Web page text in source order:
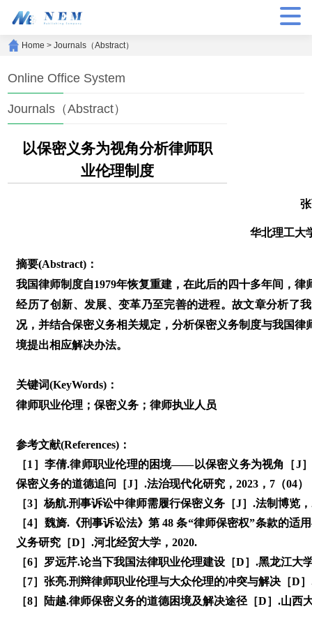
Home >Journals（Abstract）
Online Office System
Journals（Abstract）
以保密义务为视角分析律师职
业伦理制度
华北理工大
摘要(Abstract)：
我国律师制度自1979年恢复重建，在此后的四十多年间，
经历了创新、发展、变革乃至完善的进程。故文章分析了
况，并结合保密义务相关规定，分析保密义务制度与我国
境提出相应解决办法。
关键词(KeyWords)：
律师职业伦理；保密义务；律师执业人员
参考文献(References)：
［1］李倩.律师职业伦理的困境——以保密义务为视角［J
保密义务的道德追问［J］.法治现代化研究，2023，7（04）
［3］杨航.刑事诉讼中律师需履行保密义务［J］.法制博览
［4］魏旖.《刑事诉讼法》第 48 条“律师保密权”条款的
义务研究［D］.河北经贸大学，2020.
［6］罗远芹.论当下我国法律职业伦理建设［D］.黑龙江大
［7］张亮.刑辩律师职业伦理与大众伦理的冲突与解决［D
［8］陆越.律师保密义务的道德困境及解决途径［D］.山西